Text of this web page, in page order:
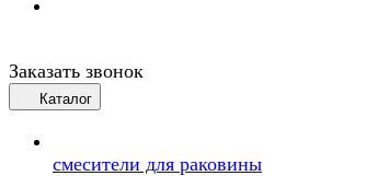
Заказать звонок
Каталог
смесители для раковины